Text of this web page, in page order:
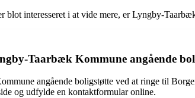
blot interesseret i at vide mere, er Lyngby-
Taarbæk Kommune angående
angående boligstøtte ved at ringe til
og udfylde en kontaktformular online.